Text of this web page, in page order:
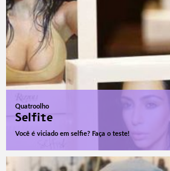
Quatroolho
Selfite
Você é viciado em selfie? Faça o teste!